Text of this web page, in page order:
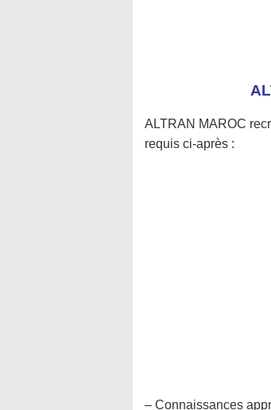
ALTRAN MAROC
requis ci-après :
– Connaissances